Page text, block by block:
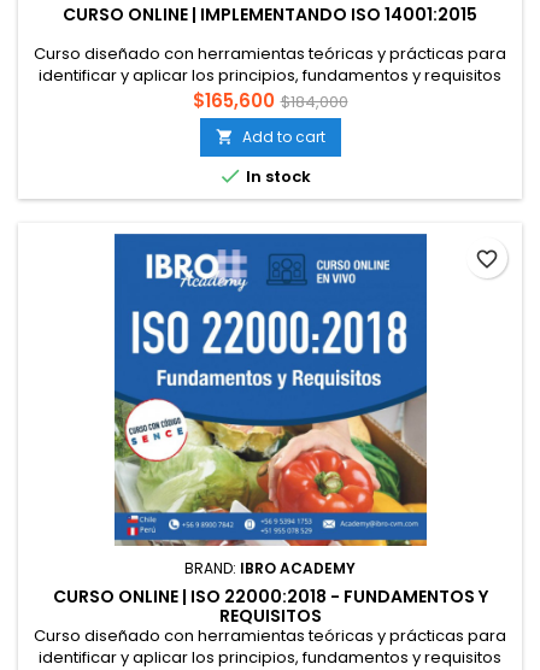
CURSO ONLINE | IMPLEMENTANDO ISO 14001:2015
Curso diseñado con herramientas teóricas y prácticas para
identificar y aplicar los principios, fundamentos y requisitos
de la norma ISO 14001:2015 en los procesos de producción
de productos y servicios. Los participantes verán un sistema
de gestión ambiental basado en ISO 14001:2015 con un
enfoque holístico. Código SENCE: En proceso (Chile)
Duración: 16...
$165,600 $184,000
 Add to cart
 In stock
BRAND: IBRO ACADEMY
CURSO ONLINE | ISO 22000:2018 - FUNDAMENTOS Y
REQUISITOS
Curso diseñado con herramientas teóricas y prácticas para
identificar y aplicar los principios, fundamentos y requisitos
favorite_border